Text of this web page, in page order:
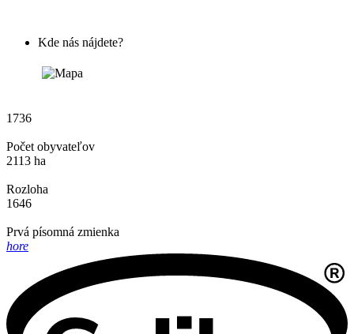
Kde nás nájdete?
1736
Počet obyvateľov
2113 ha
Rozloha
1646
Prvá písomná zmienka
hore